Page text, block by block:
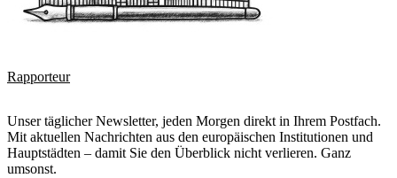
Rapporteur
Unser täglicher Newsletter, jeden Morgen direkt in Ihrem Postfach.
Mit aktuellen Nachrichten aus den europäischen Institutionen und
Hauptstädten – damit Sie den Überblick nicht verlieren. Ganz
umsonst.